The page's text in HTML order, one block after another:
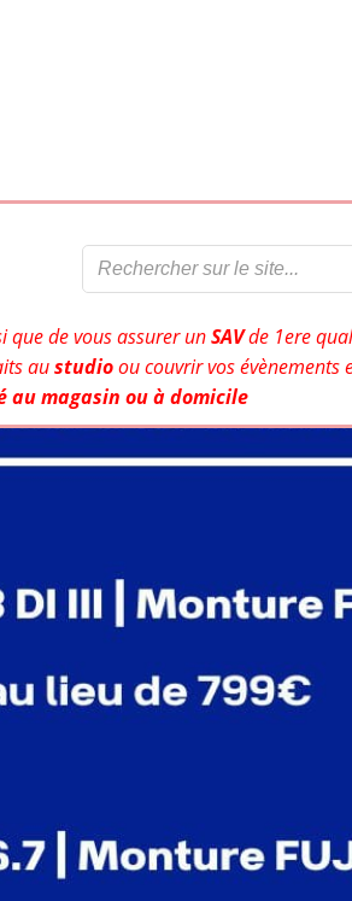
que de vous assurer unSAVde 1ere
austudioou couvrir vos
au magasin ou à domicile